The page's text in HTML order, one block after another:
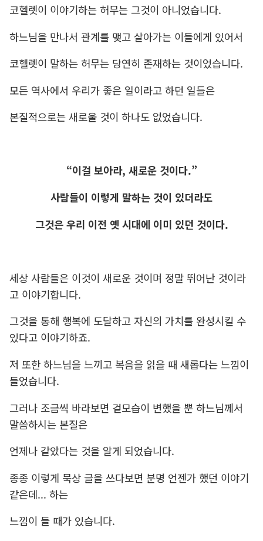
코헬렛이 이야기하는 허무는 그것이 아니었습니다.
하느님을 만나서 관계를 맺고 살아가는 이들에게 있어서
코헬렛이 말하는 허무는 당연히 존재하는 것이었습니다.
모든 역사에서 우리가 좋은 일이라고 하던 일들은
본질적으로는 새로울 것이 하나도 없었습니다.
“이걸 보아라, 새로운 것이다.”
사람들이 이렇게 말하는 것이 있더라도
그것은 우리 이전 옛 시대에 이미 있던 것이다.
세상 사람들은 이것이 새로운 것이며 정말 뛰어난 것이라
고 이야기합니다.
그것을 통해 행복에 도달하고 자신의 가치를 완성시킬 수
있다고 이야기하죠.
저 또한 하느님을 느끼고 복음을 읽을 때 새롭다는 느낌이
들었습니다.
그러나 조금씩 바라보면 겉모습이 변했을 뿐 하느님께서
말씀하시는 본질은
언제나 같았다는 것을 알게 되었습니다.
종종 이렇게 묵상 글을 쓰다보면 분명 언젠가 했던 이야기
같은데... 하는
느낌이 들 때가 있습니다.